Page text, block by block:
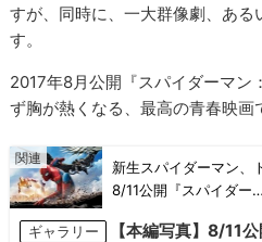
すが、同時に、一大群像劇、ある
す。
2017年8月公開『スパイダーマン
ず胸が熱くなる、最高の青春映画
新生スパイダーマン、
8/11公開『スパイダー…
ギャラリー
【本編写真】8/11